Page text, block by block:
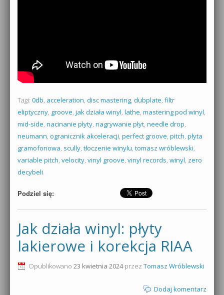
Tagi: 0db, acceleration, disc mastering, dubplate, filtr
eliptyczny, groove, jak działa winyl, lathe, mastering pod winyl,
mid-side, nacinanie płyty, nagrywanie płyt, needle drop,
neumann, ogranicznik akceleracji, perfect groove, pitch, płyta
gramofonowa, scully, tłoczenie winylu, tomasz wróblewski,
variable pitch, velocity, vinyl groove, vinyl records, winyl, zero
decybeli
Podziel się:
Jak działa winyl: płyty
lakierowe i korekcja RIAA
Opublikowano 23 kwietnia 2024przez Tomasz Wróblewski
Dodaj komentarz